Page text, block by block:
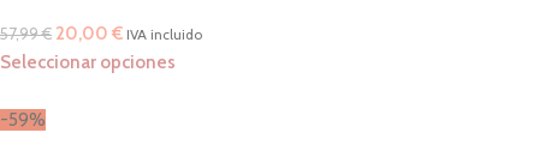
57,99€ 20,00 € IVA incluido
Seleccionar opciones
-59%